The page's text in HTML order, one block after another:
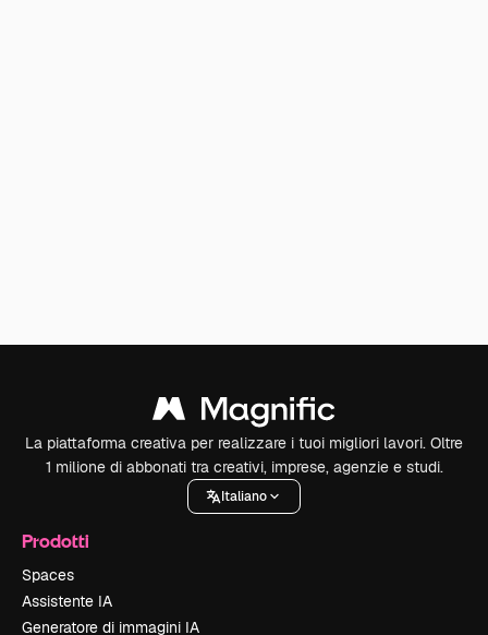
La piattaforma creativa per realizzare i tuoi migliori lavori. Oltre
1 milione di abbonati tra creativi, imprese, agenzie e studi.
Italiano
Prodotti
Spaces
Assistente IA
Generatore di immagini IA